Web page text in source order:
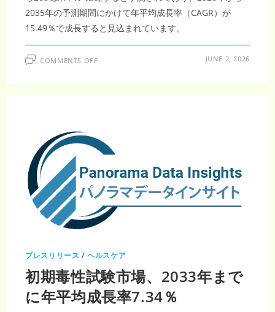
2035年の予測期間にかけて年平均成長率（CAGR）が
15.49％で成長すると見込まれています。
COMMENTS OFFON
査
レ
ポ
ト
｜
2035
年
268
億
米
ド
CAGR15.49％
導
く
次
世
代
JUNE 2, 2026
プレスリリース /ヘルスケア
初期毒性試験市場、2033年まで
に年平均成長率7.34％